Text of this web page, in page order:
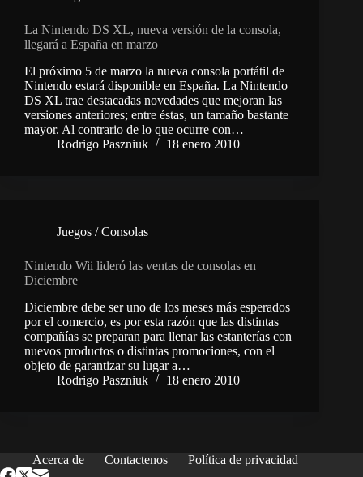
La Nintendo DS XL, nueva versión de la consola,
llegará a España en marzo
El próximo 5 de marzo la nueva consola portátil de
Nintendo estará disponible en España. La Nintendo
DS XL trae destacadas novedades que mejoran las
versiones anteriores; entre éstas, un tamaño bastante
mayor. Al contrario de lo que ocurre con…
Rodrigo Paszniuk
18 enero 2010
Juegos / Consolas
Nintendo Wii lideró las ventas de consolas en
Diciembre
Diciembre debe ser uno de los meses más esperados
por el comercio, es por esta razón que las distintas
compañías se preparan para llenar las estanterías con
nuevos productos o distintas promociones, con el
objeto de garantizar su lugar a…
Rodrigo Paszniuk
18 enero 2010
Acerca de Contactenos Política de privacidad